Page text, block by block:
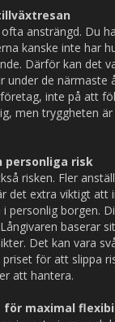
ansträngd. Du
kanske inte har
Därför kan det
under de
inte på att
men tryggheten
personliga risk
risken. Fler
det extra viktigt
i personlig borgen.
baserar
Det kan vara
för att slippa
att hantera.
för maximal